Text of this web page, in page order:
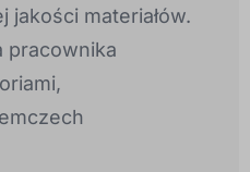
jakości materiałów.
pracownika